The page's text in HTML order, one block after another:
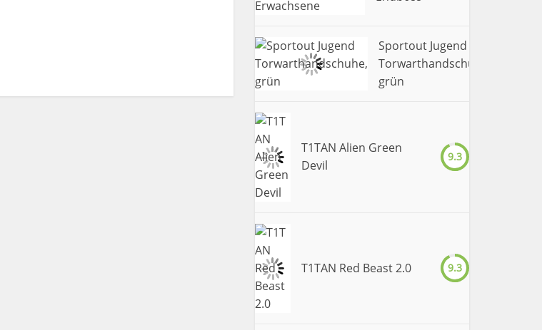
Sportout Jugend
Torwarthandschuhe,
grün
T1TAN Alien Green
Devil
9.3
T1TAN Red Beast 2.0 9.3